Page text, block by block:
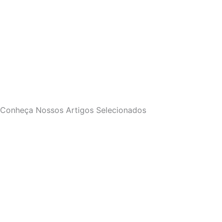
Conheça Nossos Artigos Selecionados